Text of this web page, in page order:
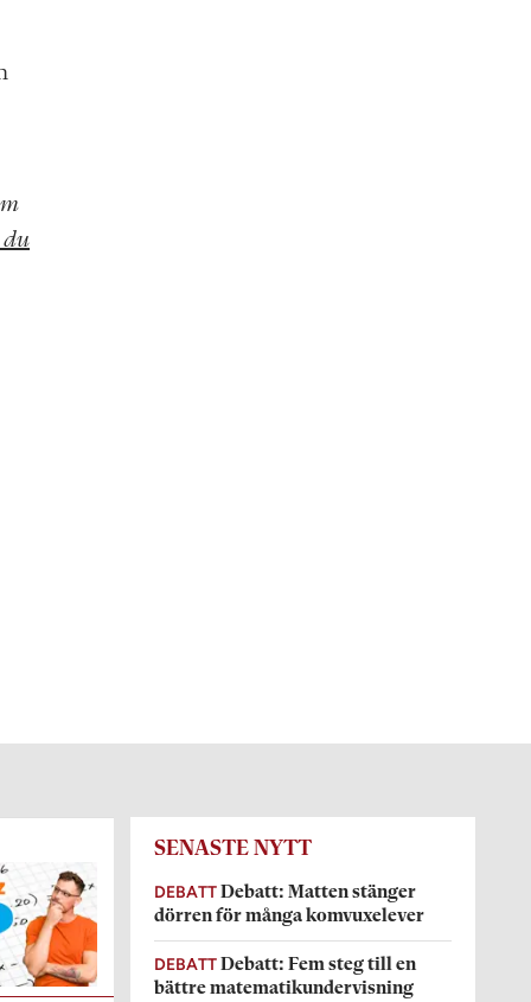
du
SENASTE NYTT
DEBATT Debatt: Matten stänger
dörren för många komvuxelever
DEBATT Debatt: Fem steg till en
bättre matematikundervisning